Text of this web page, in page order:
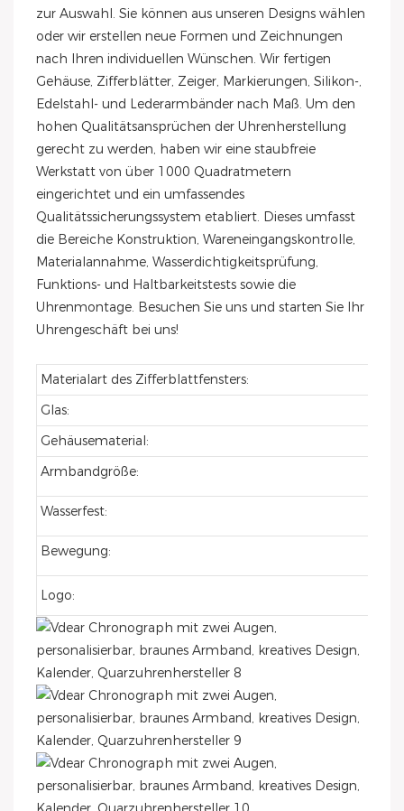
zur Auswahl. Sie können aus unseren Designs wählen
oder wir erstellen neue Formen und Zeichnungen
nach Ihren individuellen Wünschen. Wir fertigen
Gehäuse, Zifferblätter, Zeiger, Markierungen, Silikon-,
Edelstahl- und Lederarmbänder nach Maß. Um den
hohen Qualitätsansprüchen der Uhrenherstellung
gerecht zu werden, haben wir eine staubfreie
Werkstatt von über 1000 Quadratmetern
eingerichtet und ein umfassendes
Qualitätssicherungssystem etabliert. Dieses umfasst
die Bereiche Konstruktion, Wareneingangskontrolle,
Materialannahme, Wasserdichtigkeitsprüfung,
Funktions- und Haltbarkeitstests sowie die
Uhrenmontage. Besuchen Sie uns und starten Sie Ihr
Uhrengeschäft bei uns!
Materialart des Zifferblattfensters:
Glas:
Gehäusematerial:
Armbandgröße:
Wasserfest:
Bewegung:
Logo: